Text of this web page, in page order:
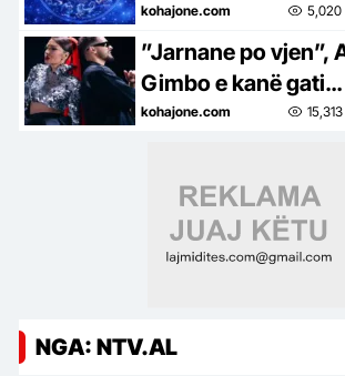
kohajone.com 5,020
”Jarnane po vjen”,
Gimbo e kanë gati
bashkëpunimin e
kohajone.com 15,313
NGA: NTV.AL